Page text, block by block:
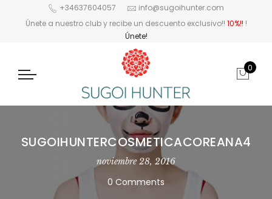
+34637604057
info@sugoihunter.com
Únete a nuestro club y recibe un descuento exclusivo!! 10%!! !
Únete!
0
SUGOIHUNTERCOSMETICACOREANA4
noviembre 28, 2016
0 Comments